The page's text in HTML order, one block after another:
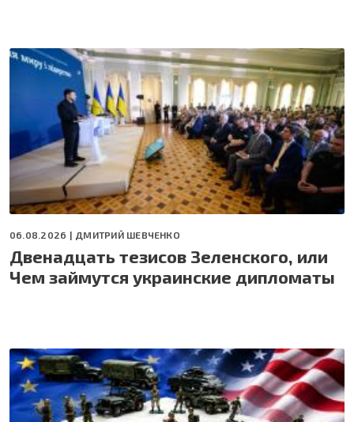
06.08.2026 | ДМИТРИЙ ШЕВЧЕНКО
Двенадцать тезисов Зеленского, или
Чем займутся украинские дипломаты